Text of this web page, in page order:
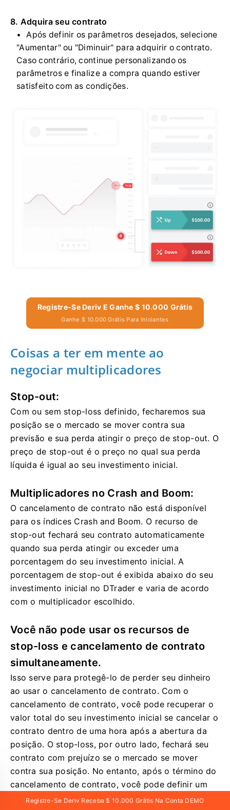
8. Adquira seu contrato
Após definir os parâmetros desejados, selecione
"Aumentar" ou "Diminuir" para adquirir o contrato.
Caso contrário, continue personalizando os
parâmetros e finalize a compra quando estiver
satisfeito com as condições.
Registre-Se Deriv E Ganhe $ 10.000 Grátis
Ganhe $ 10.000 Grátis Para Iniciantes
Coisas a ter em mente ao
negociar multiplicadores
Stop-out:
Com ou sem stop-loss definido, fecharemos sua
posição se o mercado se mover contra sua
previsão e sua perda atingir o preço de stop-out. O
preço de stop-out é o preço no qual sua perda
líquida é igual ao seu investimento inicial.
Multiplicadores no Crash and Boom:
O cancelamento de contrato não está disponível
para os índices Crash and Boom. O recurso de
stop-out fechará seu contrato automaticamente
quando sua perda atingir ou exceder uma
porcentagem do seu investimento inicial. A
porcentagem de stop-out é exibida abaixo do seu
investimento inicial no DTrader e varia de acordo
com o multiplicador escolhido.
Você não pode usar os recursos de
stop-loss e cancelamento de contrato
simultaneamente.
Isso serve para protegê-lo de perder seu dinheiro
ao usar o cancelamento de contrato. Com o
cancelamento de contrato, você pode recuperar o
valor total do seu investimento inicial se cancelar o
contrato dentro de uma hora após a abertura da
posição. O stop-loss, por outro lado, fechará seu
contrato com prejuízo se o mercado se mover
contra sua posição. No entanto, após o término do
cancelamento de contrato, você pode definir um
nível de stop-loss no contrato aberto.
Registre-Se Deriv Receba $ 10.000 Grátis Na Conta DEMO